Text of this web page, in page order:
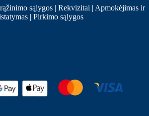
sąlygos | Rekvizitai | Apmokėjimas ir
| Pirkimo sąlygos